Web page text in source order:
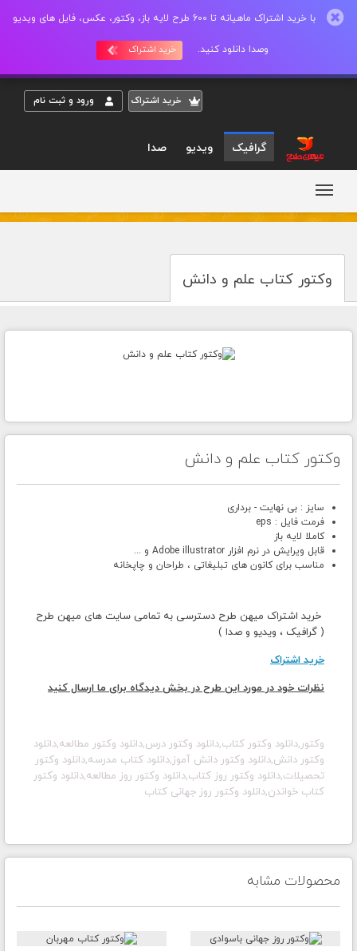
با خرید اشتراک ماهیانه تا 600 طرح لایه باز، وکتور، عکس، فایل های ویدیو
وصدا دانلود کنید. خرید اشتراک
خريد اشتراک ورود و ثبت نام
گرافیک ویدیو صدا
وکتور کتاب علم و دانش
وکتور کتاب علم و دانش
سایز : بی نهایت - برداری
فرمت فایل : eps
کاملا لایه باز
قابل ویرایش در نرم افزار Adobe illustrator و ...
مناسب برای کانون های تبلیغاتی ، طراحان و چاپخانه
خرید اشتراک میهن طرح دسترسی به تمامی سایت های میهن طرح
( گرافیک ، ویدیو و صدا )
خرید اشتراک
نظرات خود در مورد این طرح در بخش دیدگاه برای ما ارسال کنید
وکتور,دانلود وکتور کتاب,دانلود وکتور درس,دانلود وکتور مطالعه,دانلود
وکتور دانش,دانلود وکتور دانش آموز,دانلود کتاب مدرسه,دانلود وکتور
تحصیلات,دانلود وکتور روز کتاب,دانلود وکتور روز مطالعه,دانلود وکتور
کتاب خواندن,دانلود وکتور روز جهانی کتاب
محصولات مشابه